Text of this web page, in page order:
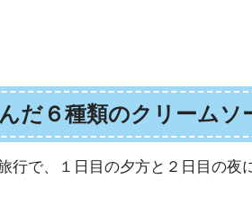
だ６種類のクリームソ
行で、１日目の夕方と２日目の